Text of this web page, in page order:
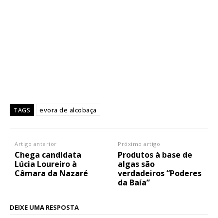
TAGS evora de alcobaça
Artigo anterior
Chega candidata
Lúcia Loureiro à
Câmara da Nazaré
Próximo artigo
Produtos à base de
algas são
verdadeiros “Poderes
da Baía”
DEIXE UMA RESPOSTA